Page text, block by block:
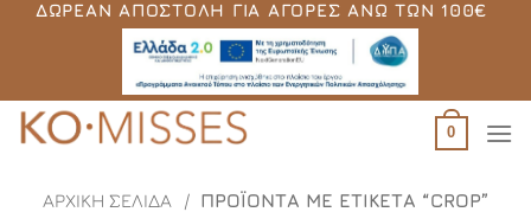
Μετάβαση
ΔΩΡΕΆΝ ΑΠΟΣΤΟΛΉ ΓΙΑ ΑΓΟΡΈΣ ΆΝΩ ΤΩΝ 100€
0
ΑΡΧΙΚΉ ΣΕΛΊΔΑ / ΠΡΟΪΌΝΤΑ ΜΕ ΕΤΙΚΈΤΑ “CROP”